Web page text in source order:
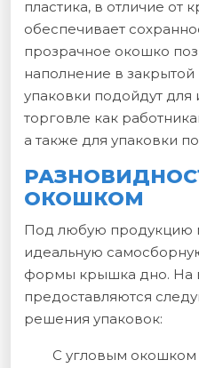
пластика, в отличие от
обеспечивает
прозрачное окошко
наполнение в закрытой
упаковки подойдут для
торговле как
а также для упаковки
ОКОШКОМ
Под любую продукцию
идеальную
формы крышка дно. На
предоставляются
решения упаковок:
С угловым окошком